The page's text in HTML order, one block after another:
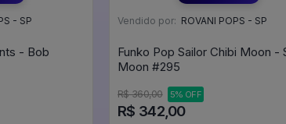
- SP
- Bob
Vendido por: ROVANI POPS - SP
Funko Pop Sailor Chibi Moon -
Moon #295
R$ 360,00 5% OFF
R$ 342,00